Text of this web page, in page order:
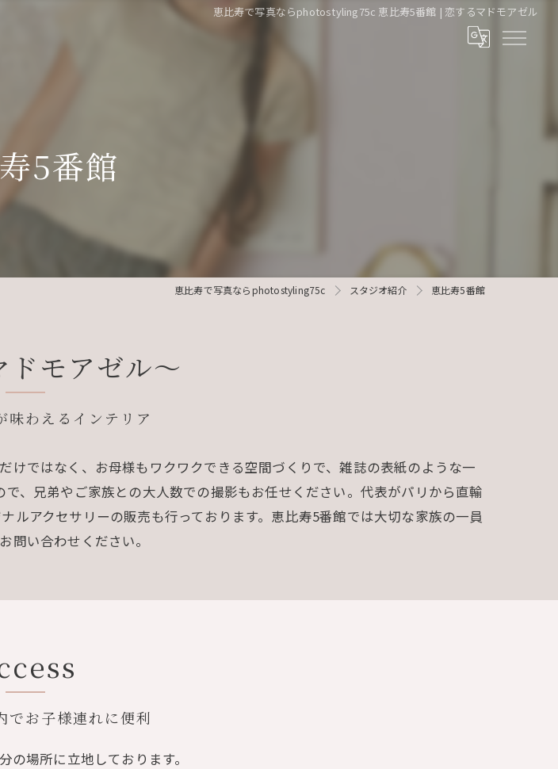
恵比寿で写真ならphotostyling75c 恵比寿5番館 | 恋するマドモアゼル
5番館
恵比寿で写真ならphotostyling75c スタジオ紹介 恵比寿5番館
味わえるインテリア
ドモアゼル～
けではなく、お母様もワクワクできる空間づくりで、雑誌の表紙のような一
、兄弟やご家族との大人数での撮影もお任せください。代表がパリから直輸
アクセサリーの販売も行っております。恵比寿5番館では大切な家族の一員
問い合わせください。
でお子様連れに便利
の場所に立地しております。